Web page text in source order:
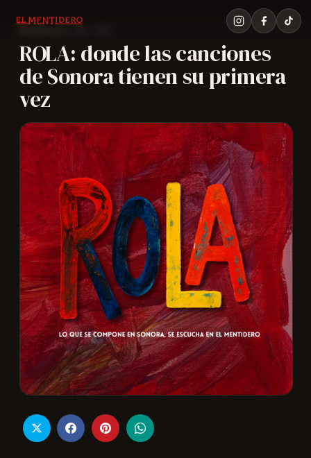
contenido
ROLA: donde las canciones
de Sonora tienen su primera
vez